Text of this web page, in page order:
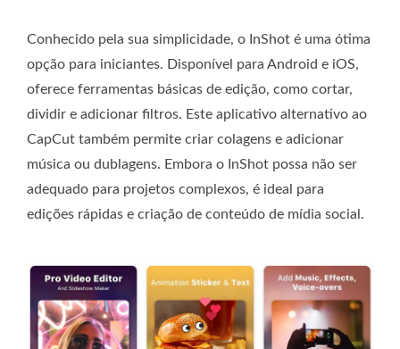
Conhecido pela sua simplicidade, o InShot é uma ótima
opção para iniciantes. Disponível para Android e iOS,
oferece ferramentas básicas de edição, como cortar,
dividir e adicionar filtros. Este aplicativo alternativo ao
CapCut também permite criar colagens e adicionar
música ou dublagens. Embora o InShot possa não ser
adequado para projetos complexos, é ideal para
edições rápidas e criação de conteúdo de mídia social.